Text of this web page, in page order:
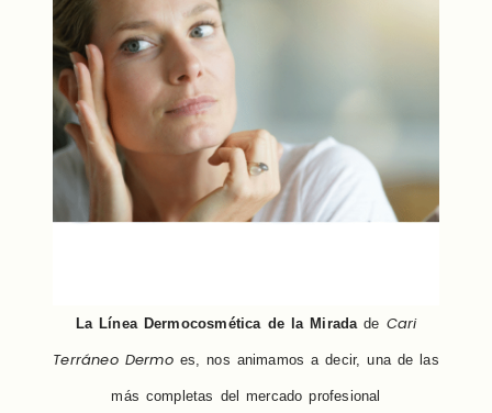
La Línea Dermocosmética de la Mirada de Cari
Terráneo Dermoes, nos animamos a decir, una de las
más completas del mercado profesional